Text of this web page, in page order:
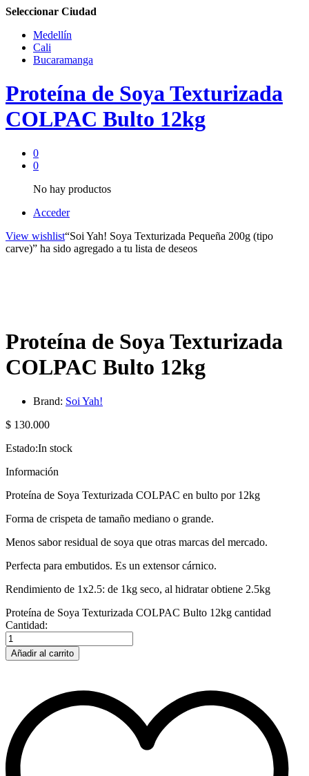
Seleccionar Ciudad
Medellín
Cali
Bucaramanga
Proteína de Soya Texturizada
COLPAC Bulto 12kg
0
0
No hay productos
Acceder
View wishlist“Soi Yah! Soya Texturizada Pequeña 200g (tipo
carve)” ha sido agregado a tu lista de deseos
Proteína de Soya Texturizada
COLPAC Bulto 12kg
Brand: Soi Yah!
$ 130.000
Estado:In stock
Información
Proteína de Soya Texturizada COLPAC en bulto por 12kg
Forma de crispeta de tamaño mediano o grande.
Menos sabor residual de soya que otras marcas del mercado.
Perfecta para embutidos. Es un extensor cárnico.
Rendimiento de 1x2.5: de 1kg seco, al hidratar obtiene 2.5kg
Proteína de Soya Texturizada COLPAC Bulto 12kg cantidad
Cantidad:
Añadir al carrito